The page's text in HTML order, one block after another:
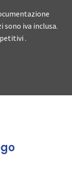
iva inclusa.
.